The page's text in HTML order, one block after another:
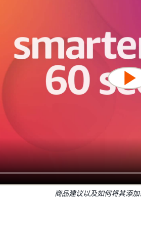
商品建议以及如何将其添加